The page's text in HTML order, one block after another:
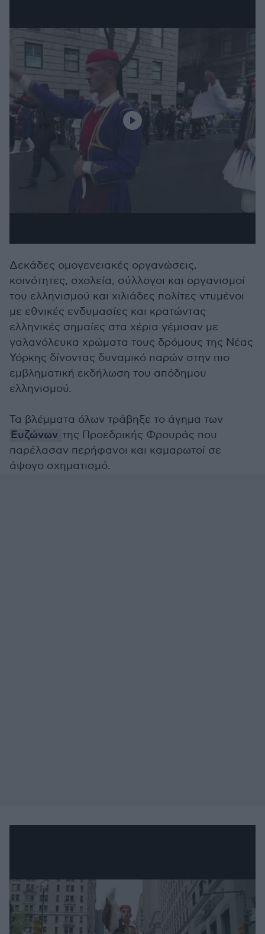
Δεκάδες ομογενειακές οργανώσεις,
κοινότητες, σχολεία, σύλλογοι και οργανισμοί
του ελληνισμού και χιλιάδες πολίτες ντυμένοι
με εθνικές ενδυμασίες και κρατώντας
ελληνικές σημαίες στα χέρια γέμισαν με
γαλανόλευκα χρώματα τους δρόμους της Νέας
Υόρκης δίνοντας δυναμικό παρών στην πιο
εμβληματική εκδήλωση του απόδημου
ελληνισμού.
Τα βλέμματα όλων τράβηξε το άγημα των
Ευζώνων της Προεδρικής Φρουράς που
παρέλασαν περήφανοι και καμαρωτοί σε
άψογο σχηματισμό.